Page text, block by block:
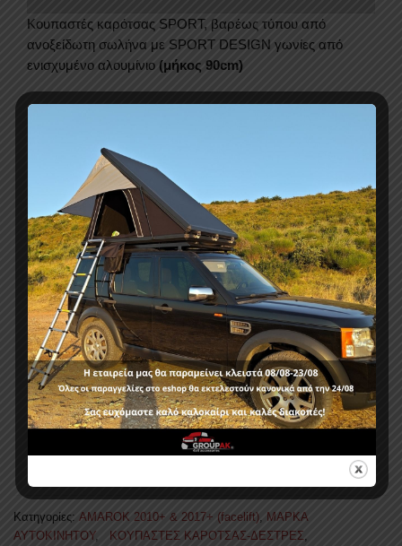
ποσότητα
Kουπαστές καρότσας SPORT, βαρέως τύπου από
ανοξείδωτη σωλήνα με SPORT DESIGN γωνίες από
ενισχυμένο αλουμίνιο (μήκος 90cm)
γωνίες βαμμένες με ηλεκτροστατική βαφή
Ειδικές πλαστικές τάπες βιδών
Απεριόριστη αντοχή για φόρτωση
Ένα ακόμη αξεσουάρ 4Χ4 με τη σφραγίδα της GROUPAK
4Χ4 αξεσουάρ
Κατηγορίες: AMAROK 2010+ & 2017+ (facelift)
ΜΑΡΚΑ
ΑΥΤΟΚΙΝΗΤΟΥ, ΚΟΥΠΑΣΤΕΣ ΚΑΡΟΤΣΑΣ-ΔΕΣΤΡΕΣ